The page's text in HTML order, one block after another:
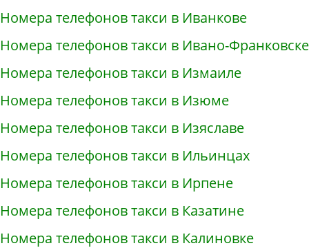
Номера телефонов такси в Иванкове
Номера телефонов такси в Ивано-Франковске
Номера телефонов такси в Измаиле
Номера телефонов такси в Изюме
Номера телефонов такси в Изяславе
Номера телефонов такси в Ильинцах
Номера телефонов такси в Ирпене
Номера телефонов такси в Казатине
Номера телефонов такси в Калиновке